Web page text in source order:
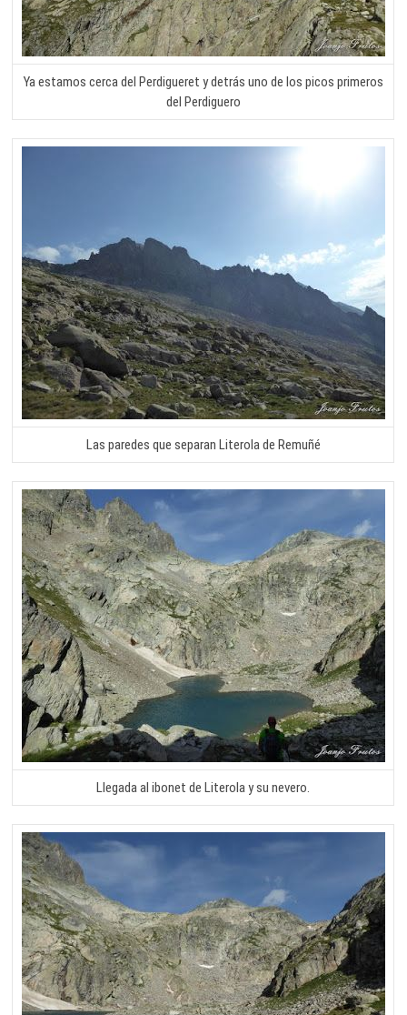
Ya estamos cerca del Perdigueret y detrás uno de los picos primeros
del Perdiguero
Las paredes que separan Literola de Remuñé
Llegada al ibonet de Literola y su nevero.